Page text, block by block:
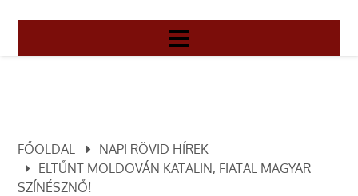
FŐOLDAL
NAPI RÖVID HÍREK
ELTŰNT MOLDOVÁN KATALIN, FIATAL MAGYAR
SZÍNÉSZNŐ!